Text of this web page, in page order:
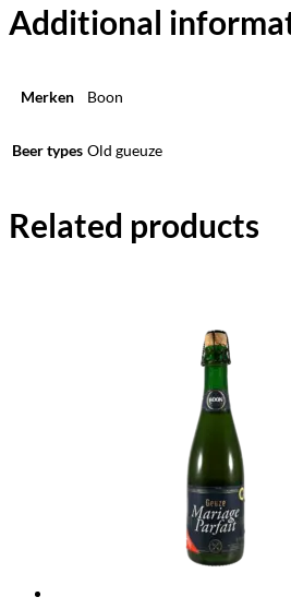
Additional
Merken Boon
Beer types Old gueuze
Related products